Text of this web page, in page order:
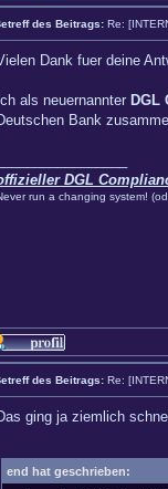
des Beitrags: Re:
Dank fuer deine
Ich als neuernannter DGL
Bank
DGL
run a changing system!
des Beitrags: Re:
ging ja ziemlich
end hat geschrieben: